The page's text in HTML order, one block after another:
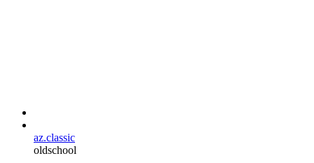
az.classic
oldschool